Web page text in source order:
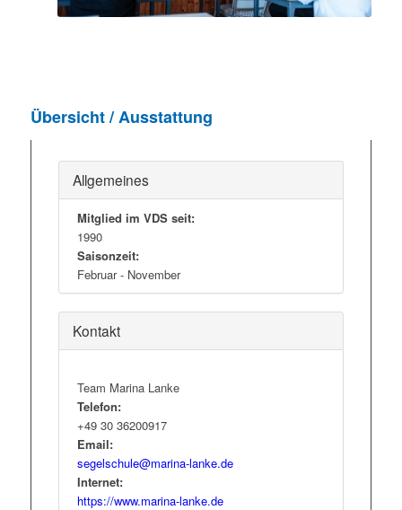
Übersicht / Ausstattung
Allgemeines
Mitglied im VDS seit:
1990
Saisonzeit:
Februar - November
Kontakt
Team Marina Lanke
Telefon:
+49 30 36200917
Email:
segelschule@marina-lanke.de
Internet:
https://www.marina-lanke.de